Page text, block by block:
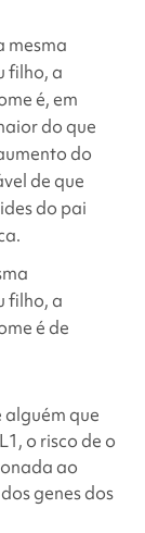
mesma
filho, a
é, em
do que
do
de que
do pai
filho, a
é de
que
o risco de o
ao
genes dos